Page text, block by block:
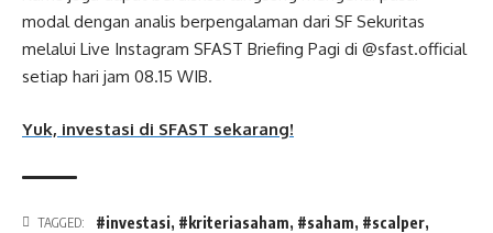
modal dengan analis berpengalaman dari SF Sekuritas
melalui Live Instagram SFAST Briefing Pagi di @sfast.official
setiap hari jam 08.15 WIB.
Yuk, investasi di SFAST sekarang!
TAGGED: #investasi, #kriteriasaham, #saham, #scalper,